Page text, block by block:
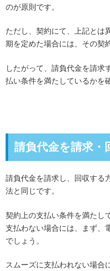
のが原則です。
ただし、契約にて、上記とは
期を定めた場合には、その契
したがって、請負代金を請求
払い条件を満たしているかを
請負代金を請求・
請負代金を請求し、回収する
法と同じです。
契約上の支払い条件を満たし
支払わない場合には、まず、
でしょう。
スムーズに支払われない場合